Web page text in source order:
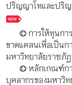
ปริญญาโทและปริญ
การให้ทุนก
ขาดแคลนเพื่อเป็น
มหาวิทยาลัยราชภั
หลักเกณฑ์ก
บุคลากรของมหาวิ